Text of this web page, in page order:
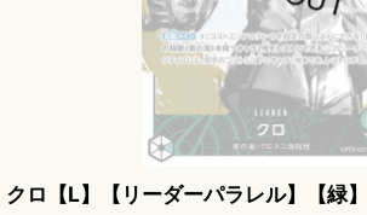
クロ【L】【リーダーパラレル】【緑】